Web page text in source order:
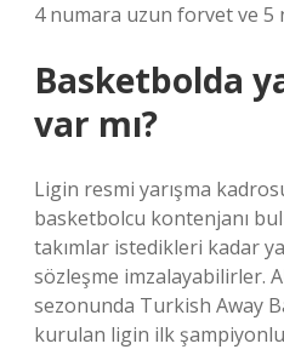
4 numara uzun forvet ve 5
Basketbolda
var mı?
Ligin resmi yarışma
basketbolcu kontenjanı
takımlar istedikleri kadar
sözleşme imzalayabilirler.
sezonunda Turkish Away
kurulan ligin ilk